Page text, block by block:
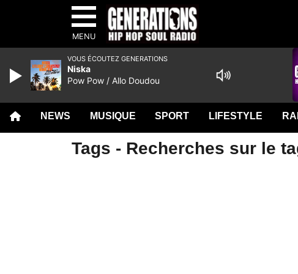
MENU
NEWS MUSIQUE SPORT LIFESTYLE
Tags - Recherches sur le
VOUS ÉCOUTEZ GENERATIONS
Niska
Pow Pow / Allo Doudou